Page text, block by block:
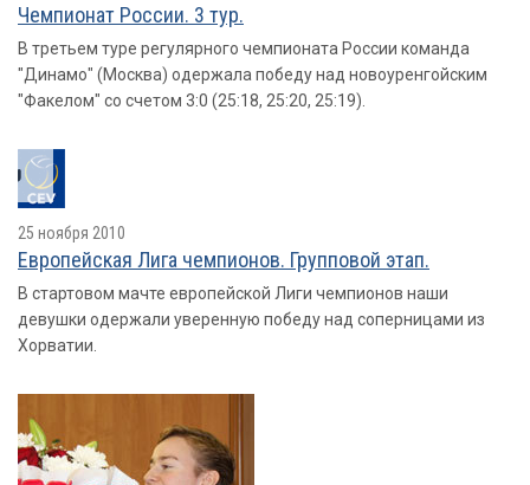
Чемпионат России. 3 тур.
В третьем туре регулярного чемпионата России команда
"Динамо" (Москва) одержала победу над новоуренгойским
"Факелом" со счетом 3:0 (25:18, 25:20, 25:19).
25 ноября 2010
Европейская Лига чемпионов. Групповой этап.
В стартовом мачте европейской Лиги чемпионов наши
девушки одержали уверенную победу над соперницами из
Хорватии.